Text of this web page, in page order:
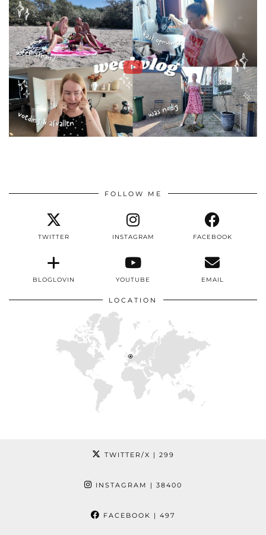
FOLLOW ME
TWITTER INSTAGRAM FACEBOOK
BLOGLOVIN YOUTUBE EMAIL
LOCATION
TWITTER/X | 299
INSTAGRAM | 38400
FACEBOOK | 497